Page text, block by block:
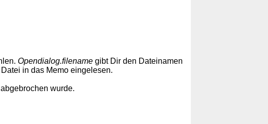
Opendialog.filename gibt Dir den Dateinamen
in das Memo eingelesen.
wurde.